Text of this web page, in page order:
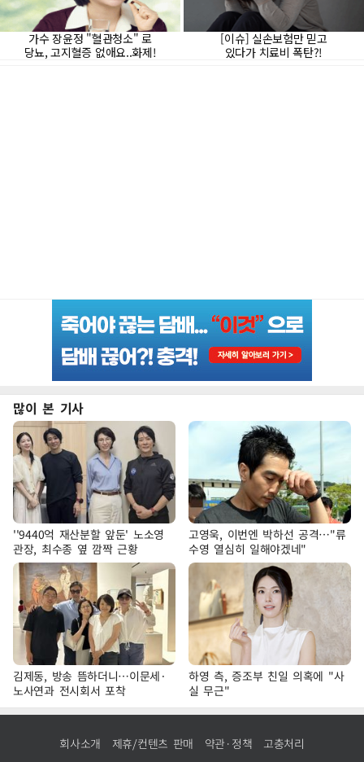
많이 본 기사
''9440억 재산분할 앞둔' 노소영
관장, 최수종 옆 깜짝 근황
고영욱, 이번엔 박하선 공격…"류
수영 열심히 일해야겠네"
김제동, 방송 뜸하더니…이문세·
노사연과 전시회서 포착
하영 측, 증조부 친일 의혹에 "사
실 무근"
회사소개 제휴/컨텐츠 판매 약관·정책 고충처리